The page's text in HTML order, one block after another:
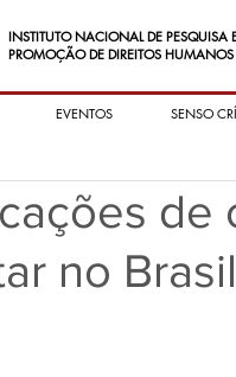
INSTITUTO NACIONAL DE PESQUISA
PROMOÇÃO DE DIREITOS HUMANOS
EVENTOS SENSO
de
no Brasil